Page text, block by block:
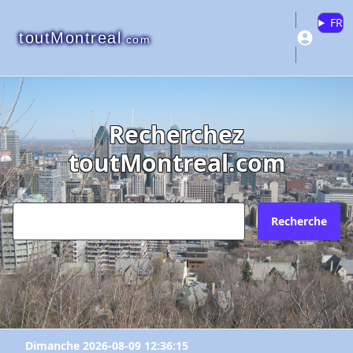
toutMontreal.com
FR
Recherchez
toutMontreal.com
Recherche
Dimanche 2026-08-09 12:36:15